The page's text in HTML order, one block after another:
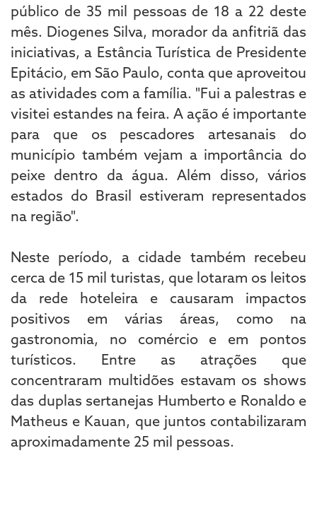
público de 35 mil pessoas de 18 a 22 deste
mês. Diogenes Silva, morador da anfitriã das
iniciativas, a Estância Turística de Presidente
Epitácio, em São Paulo, conta que aproveitou
as atividades com a família. "Fui a palestras e
visitei estandes na feira. A ação é importante
para que os pescadores artesanais do
município também vejam a importância do
peixe dentro da água. Além disso, vários
estados do Brasil estiveram representados
na região".
Neste período, a cidade também recebeu
cerca de 15 mil turistas, que lotaram os leitos
da rede hoteleira e causaram impactos
positivos em várias áreas, como na
gastronomia, no comércio e em pontos
turísticos. Entre as atrações que
concentraram multidões estavam os shows
das duplas sertanejas Humberto e Ronaldo e
Matheus e Kauan, que juntos contabilizaram
aproximadamente 25 mil pessoas.